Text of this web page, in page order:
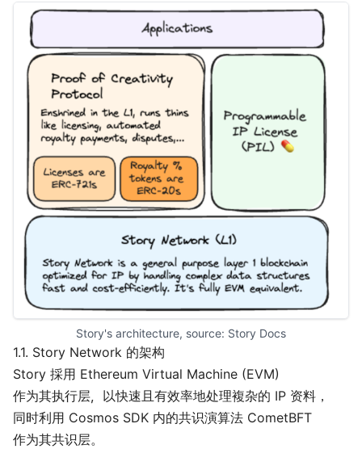
Story's architecture, source: Story Docs
1.1. Story Network 的架构
Story 採用 Ethereum Virtual Machine (EVM)
作为其执行层，以快速且有效率地处理複杂的 IP 资料，
同时利用 Cosmos SDK 内的共识演算法 CometBFT
作为其共识层。